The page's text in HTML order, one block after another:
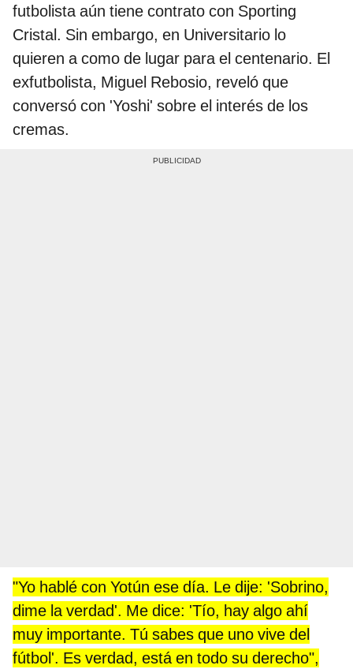
futbolista aún tiene contrato con Sporting
Cristal. Sin embargo, en Universitario lo
quieren a como de lugar para el centenario. El
exfutbolista, Miguel Rebosio, reveló que
conversó con 'Yoshi' sobre el interés de los
cremas.
"Yo hablé con Yotún ese día. Le dije: 'Sobrino,
dime la verdad'. Me dice: 'Tío, hay algo ahí
muy importante. Tú sabes que uno vive del
fútbol'. Es verdad, está en todo su derecho",